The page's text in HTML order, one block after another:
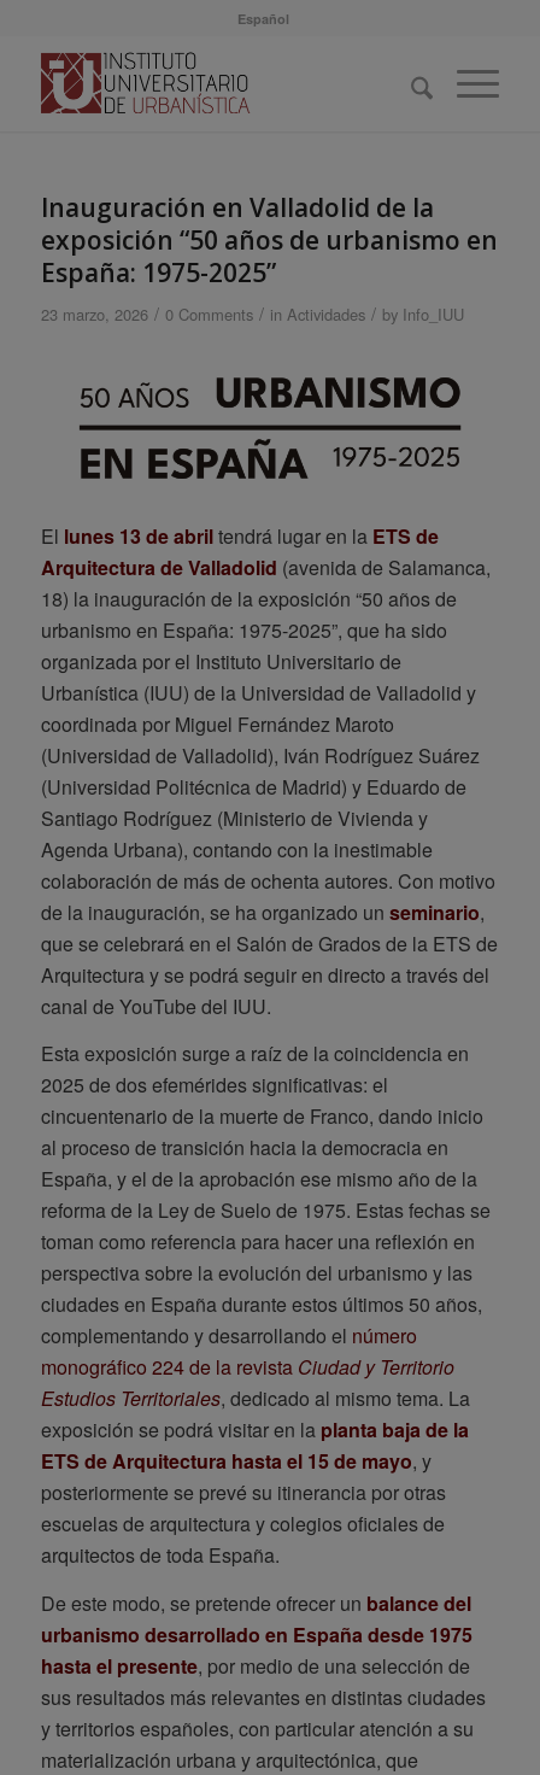
Español
Inauguración en Valladolid de la
exposición “50 años de urbanismo en
España: 1975-2025”
23 marzo, 2026 / 0 Comments / in Actividades / by Info_IUU
El lunes 13 de abriltendrá lugar en la ETS de
Arquitectura de Valladolid (avenida de Salamanca,
18) la inauguración de la exposición “50 años de
urbanismo en España: 1975-2025”, que ha sido
organizada por el Instituto Universitario de
Urbanística (IUU) de la Universidad de Valladolid y
coordinada por Miguel Fernández Maroto
(Universidad de Valladolid), Iván Rodríguez Suárez
(Universidad Politécnica de Madrid) y Eduardo de
Santiago Rodríguez (Ministerio de Vivienda y
Agenda Urbana), contando con la inestimable
colaboración de más de ochenta autores. Con motivo
de la inauguración, se ha organizado un seminario,
que se celebrará en el Salón de Grados de la ETS de
Arquitectura y se podrá seguir en directo a través del
canal de YouTube del IUU.
Esta exposición surge a raíz de la coincidencia en
2025 de dos efemérides significativas: el
cincuentenario de la muerte de Franco, dando inicio
al proceso de transición hacia la democracia en
España, y el de la aprobación ese mismo año de la
reforma de la Ley de Suelo de 1975. Estas fechas se
toman como referencia para hacer una reflexión en
perspectiva sobre la evolución del urbanismo y las
ciudades en España durante estos últimos 50 años,
complementando y desarrollando el número
monográfico 224 de la revistaCiudad y Territorio
Estudios Territoriales, dedicado al mismo tema. La
exposición se podrá visitar en la planta baja de la
ETS de Arquitectura hasta el 15 de mayo, y
posteriormente se prevé su itinerancia por otras
escuelas de arquitectura y colegios oficiales de
arquitectos de toda España.
De este modo, se pretende ofrecer un balance del
urbanismo desarrollado en España desde 1975
hasta el presente, por medio de una selección de
sus resultados más relevantes en distintas ciudades
y territorios españoles, con particular atención a su
materialización urbana y arquitectónica, que